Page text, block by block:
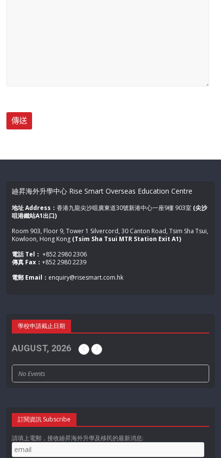
廸昇海外升學中心 Rise Smart Overseas Education Centre
地址 Address：香港九龍尖沙咀廣東道30號新港中心一座9樓 903室 (尖沙
咀港鐵站A1出口)
Room 903, Floor 9, Tower 1 Silvercord, 30 Canton Road, Tsim Sha Tsui,
Kowloon, Hong Kong (Tsim Sha Tsui MTR Station Exit A1)
電話 Tel： +852 2980 2306
傳真 Fax：+852 2980 2239
電郵 Email： enquiry@risesmart.com.hk
學校申請截止日期
AUGUST, 2026
No Events
訂閱資訊 Subscribe
請填上電郵，接收廸昇海外升學及移民的最新消息: